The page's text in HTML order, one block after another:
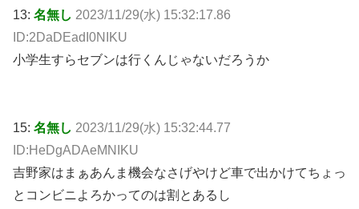
13: 名無し 2023/11/29(水) 15:32:17.86
ID:2DaDEadI0NIKU
小学生すらセブンは行くんじゃないだろうか
15: 名無し 2023/11/29(水) 15:32:44.77
ID:HeDgADAeMNIKU
吉野家はまぁあんま機会なさげやけど車で出かけてちょっ
とコンビニよろかってのは割とあるし